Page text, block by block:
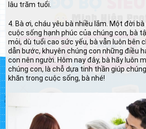
lâu trăm tuổi.
4. Bà ơi, cháu yêu bà nhiều lắm. Một đời
cuộc sống hạnh phúc của chúng con, bà
mỏi, dù tuổi cao sức yếu, bà vẫn luôn bên
dẫn bước, khuyên chúng con những điều
con nên người. Hôm nay đây, bà hãy luôn
chúng con, là chỗ dựa tinh thần giúp
khăn trong cuộc sống, bà nhé!